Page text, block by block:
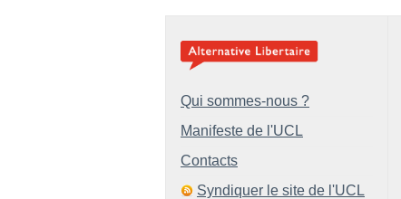
Qui sommes-nous ?
Manifeste de l'UCL
Contacts
Syndiquer le site de l'UCL